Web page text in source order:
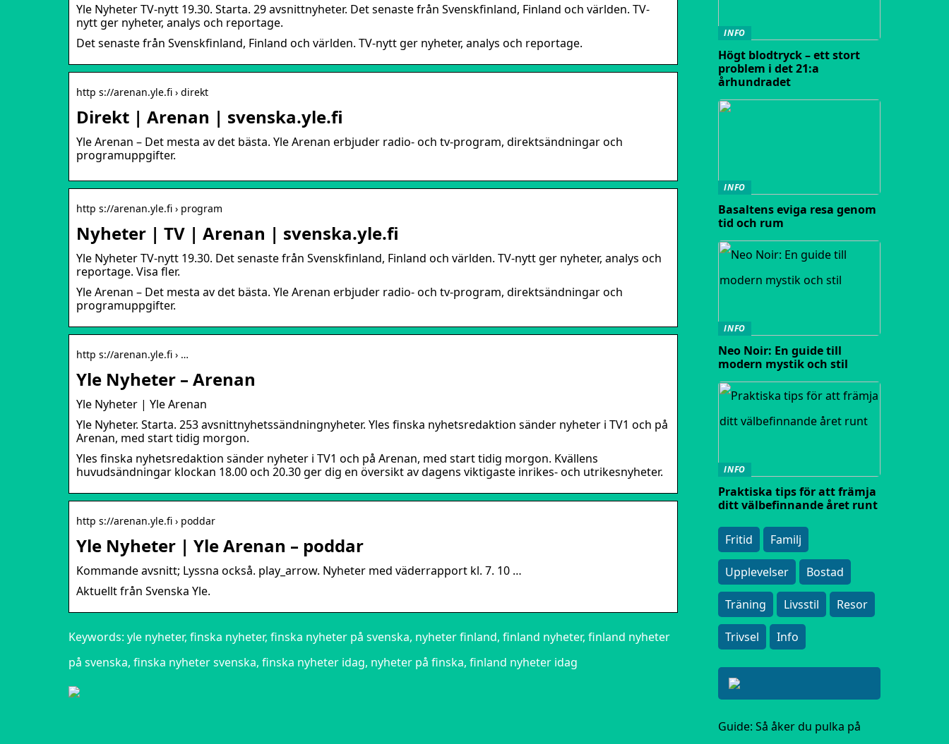
Yle Nyheter TV-nytt 19.30. Starta. 29 avsnittnyheter. Det senaste från Svenskfinland, Finland och världen. TV-
nytt ger nyheter, analys och reportage.
Det senaste från Svenskfinland, Finland och världen. TV-nytt ger nyheter, analys och reportage.
http s://arenan.yle.fi › direkt
Direkt | Arenan | svenska.yle.fi
Yle Arenan – Det mesta av det bästa. Yle Arenan erbjuder radio- och tv-program, direktsändningar och
programuppgifter.
http s://arenan.yle.fi › program
Nyheter | TV | Arenan | svenska.yle.fi
Yle Nyheter TV-nytt 19.30. Det senaste från Svenskfinland, Finland och världen. TV-nytt ger nyheter, analys och
reportage. Visa fler.
Yle Arenan – Det mesta av det bästa. Yle Arenan erbjuder radio- och tv-program, direktsändningar och
programuppgifter.
http s://arenan.yle.fi › …
Yle Nyheter – Arenan
Yle Nyheter | Yle Arenan
Yle Nyheter. Starta. 253 avsnittnyhetssändningnyheter. Yles finska nyhetsredaktion sänder nyheter i TV1 och på
Arenan, med start tidig morgon.
Yles finska nyhetsredaktion sänder nyheter i TV1 och på Arenan, med start tidig morgon. Kvällens
huvudsändningar klockan 18.00 och 20.30 ger dig en översikt av dagens viktigaste inrikes- och utrikesnyheter.
http s://arenan.yle.fi › poddar
Yle Nyheter | Yle Arenan – poddar
Kommande avsnitt; Lyssna också. play_arrow. Nyheter med väderrapport kl. 7. 10 …
Aktuellt från Svenska Yle.
Keywords: yle nyheter, finska nyheter, finska nyheter på svenska, nyheter finland, finland nyheter, finland nyheter
på svenska, finska nyheter svenska, finska nyheter idag, nyheter på finska, finland nyheter idag
INFO
Högt blodtryck – ett stort
problem i det 21:a
århundradet
INFO
Basaltens eviga resa genom
tid och rum
INFO
Neo Noir: En guide till
modern mystik och stil
INFO
Praktiska tips för att främja
ditt välbefinnande året runt
Fritid Familj
Upplevelser Bostad
Träning Livsstil Resor
Trivsel Info
Guide: Så åker du pulka på